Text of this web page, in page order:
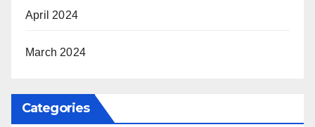
April 2024
March 2024
Categories